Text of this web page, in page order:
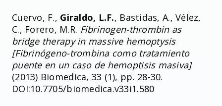
Cuervo, F., Giraldo, L.F., Bastidas, A., Vélez,
C., Forero, M.R. Fibrinogen-thrombin as
bridge therapy in massive hemoptysis
[Fibrinógeno-trombina como tratamiento
puente en un caso de hemoptisis masiva]
(2013) Biomedica, 33 (1), pp. 28-30.
DOI:10.7705/biomedica.v33i1.580